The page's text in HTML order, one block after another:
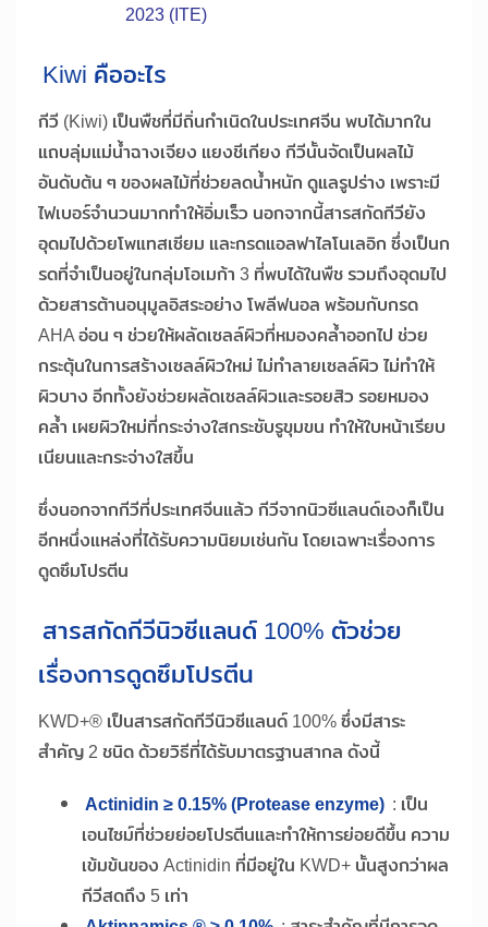
2023 (ITE)
Kiwi คืออะไร
กีวี (Kiwi) เป็นพืชที่มีถิ่นกำเนิดในประเทศจีน พบได้มากใน
แถบลุ่มแม่น้ำฉางเจียง แยงชีเกียง กีวีนั้นจัดเป็นผลไม้
อันดับต้น ๆ ของผลไม้ที่ช่วยลดน้ำหนัก ดูแลรูปร่าง เพราะมี
ไฟเบอร์จำนวนมากทำให้อิ่มเร็ว นอกจากนี้สารสกัดกีวียัง
อุดมไปด้วยโพแทสเซียม และกรดแอลฟาไลโนเลอิก ซึ่งเป็นก
รดที่จำเป็นอยู่ในกลุ่มโอเมก้า 3 ที่พบได้ในพืช รวมถึงอุดมไป
ด้วยสารต้านอนุมูลอิสระอย่าง โพลีฟนอล พร้อมกับกรด
AHA อ่อน ๆ ช่วยให้ผลัดเซลล์ผิวที่หมองคล้ำออกไป ช่วย
กระตุ้นในการสร้างเซลล์ผิวใหม่ ไม่ทำลายเซลล์ผิว ไม่ทำให้
ผิวบาง อีกทั้งยังช่วยผลัดเซลล์ผิวและรอยสิว รอยหมอง
คล้ำ เผยผิวใหม่ที่กระจ่างใสกระชับรูขุมขน ทำให้ใบหน้าเรียบ
เนียนและกระจ่างใสขึ้น
ซึ่งนอกจากกีวีที่ประเทศจีนแล้ว กีวีจากนิวซีแลนด์เองก็เป็น
อีกหนึ่งแหล่งที่ได้รับความนิยมเช่นกัน โดยเฉพาะเรื่องการ
ดูดซึมโปรตีน
สารสกัดกีวีนิวซีแลนด์ 100% ตัวช่วย
เรื่องการดูดซึมโปรตีน
KWD+® เป็นสารสกัดกีวีนิวซีแลนด์ 100% ซึ่งมีสาระ
สำคัญ 2 ชนิด ด้วยวิธีที่ได้รับมาตรฐานสากล ดังนี้
Actinidin ≥ 0.15% (Protease enzyme) : เป็น
เอนไซม์ที่ช่วยย่อยโปรตีนและทำให้การย่อยดีขึ้น ความ
เข้มข้นของ Actinidin ที่มีอยู่ใน KWD+ นั้นสูงกว่าผล
กีวีสดถึง 5 เท่า